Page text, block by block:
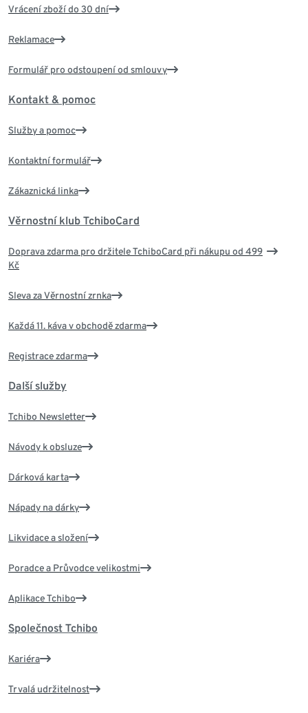
Vrácení zboží do 30 dní
Reklamace
Formulář pro odstoupení od smlouvy
Kontakt & pomoc
Služby a pomoc
Kontaktní formulář
Zákaznická linka
Věrnostní klub TchiboCard
Doprava zdarma pro držitele TchiboCard při nákupu od 499
Kč
Sleva za Věrnostní zrnka
Každá 11. káva v obchodě zdarma
Registrace zdarma
Další služby
Tchibo Newsletter
Návody k obsluze
Dárková karta
Nápady na dárky
Likvidace a složení
Poradce a Průvodce velikostmi
Aplikace Tchibo
Společnost Tchibo
Kariéra
Trvalá udržitelnost